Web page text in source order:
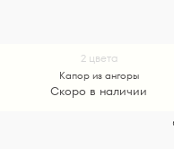
2 цвета
Капор из ангоры
Скоро в наличии